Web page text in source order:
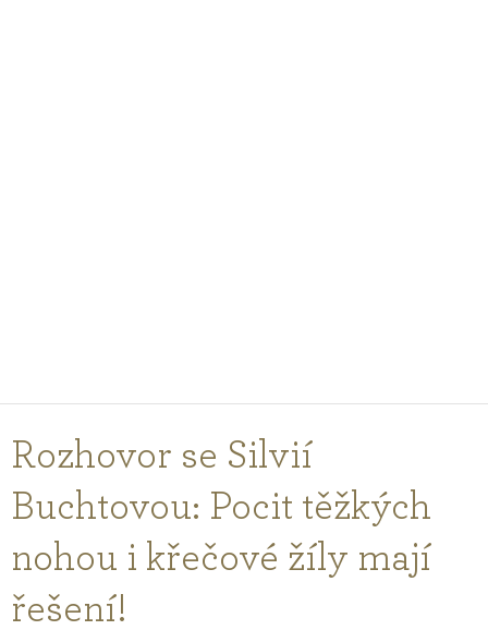
Rozhovor se Silvií
Buchtovou: Pocit těžkých
nohou i křečové žíly mají
řešení!